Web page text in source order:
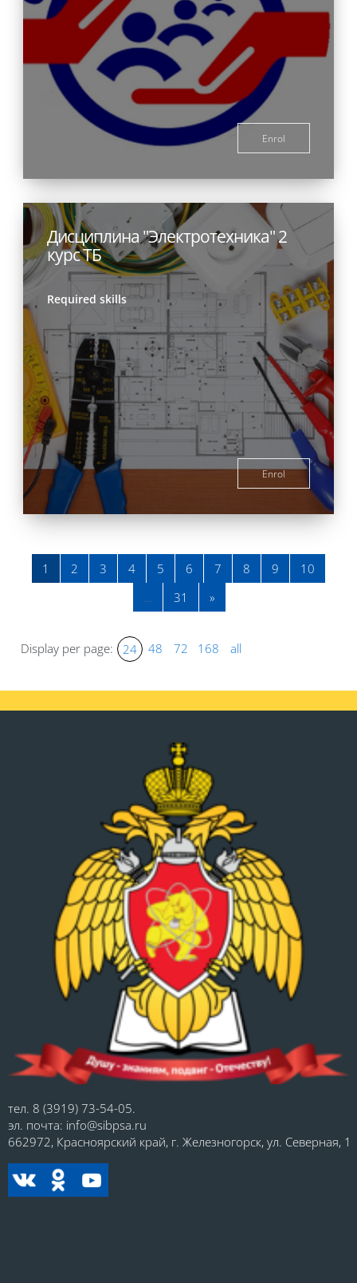
Enrol
Дисциплина "Электротехника" 2
курс ТБ
Required skills
Enrol
1 Page 1
2 Page 2
3 Page 3
4Page 4
5 Page 5
6 Page 6
7 Page 7
8 Page 8
9 Page 9
10
…
31 Page 31
»Next page
Display per page: 24 48 72 168 all
тел. 8 (3919) 73-54-05.
эл. почта: info@sibpsa.ru
662972, Красноярский край, г. Железногорск, ул. Северная, 1.